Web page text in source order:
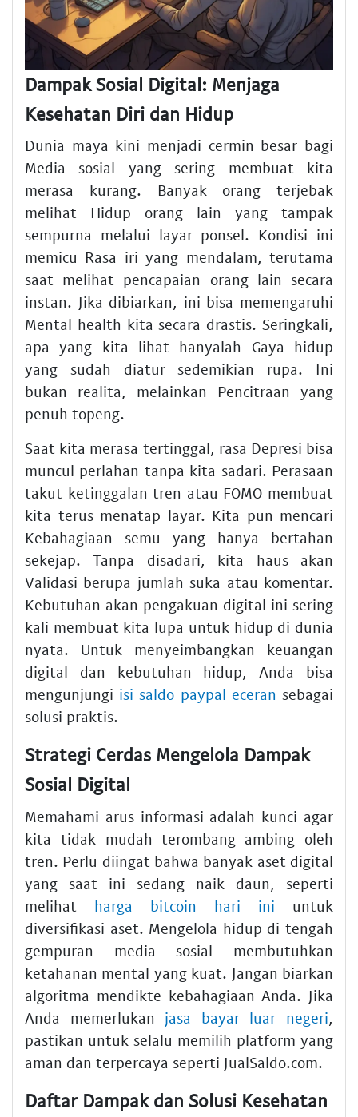
Dampak Sosial Digital: Menjaga
Kesehatan Diri dan Hidup
Dunia maya kini menjadi cermin besar bagi
Media sosial yang sering membuat kita
merasa kurang. Banyak orang terjebak
melihat Hidup orang lain yang tampak
sempurna melalui layar ponsel. Kondisi ini
memicu Rasa iri yang mendalam, terutama
saat melihat pencapaian orang lain secara
instan. Jika dibiarkan, ini bisa memengaruhi
Mental health kita secara drastis. Seringkali,
apa yang kita lihat hanyalah Gaya hidup
yang sudah diatur sedemikian rupa. Ini
bukan realita, melainkan Pencitraan yang
penuh topeng.
Saat kita merasa tertinggal, rasa Depresi bisa
muncul perlahan tanpa kita sadari. Perasaan
takut ketinggalan tren atau FOMO membuat
kita terus menatap layar. Kita pun mencari
Kebahagiaan semu yang hanya bertahan
sekejap. Tanpa disadari, kita haus akan
Validasi berupa jumlah suka atau komentar.
Kebutuhan akan pengakuan digital ini sering
kali membuat kita lupa untuk hidup di dunia
nyata. Untuk menyeimbangkan keuangan
digital dan kebutuhan hidup, Anda bisa
mengunjungi isi saldo paypal eceran sebagai
solusi praktis.
Strategi Cerdas Mengelola Dampak
Sosial Digital
Memahami arus informasi adalah kunci agar
kita tidak mudah terombang-ambing oleh
tren. Perlu diingat bahwa banyak aset digital
yang saat ini sedang naik daun, seperti
melihat harga bitcoin hari ini untuk
diversifikasi aset. Mengelola hidup di tengah
gempuran media sosial membutuhkan
ketahanan mental yang kuat. Jangan biarkan
algoritma mendikte kebahagiaan Anda. Jika
Anda memerlukan jasa bayar luar negeri,
pastikan untuk selalu memilih platform yang
aman dan terpercaya seperti JualSaldo.com.
Daftar Dampak dan Solusi Kesehatan